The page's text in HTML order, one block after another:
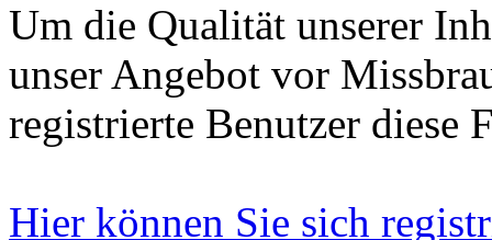
Um die Qualität unserer
unser Angebot vor
registrierte Benutzer diese
Hier können Sie sich